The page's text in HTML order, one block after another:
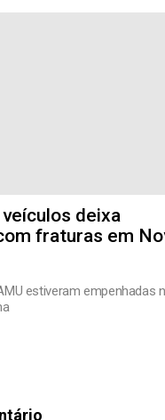
deixa
fraturas em
estiveram empenhadas